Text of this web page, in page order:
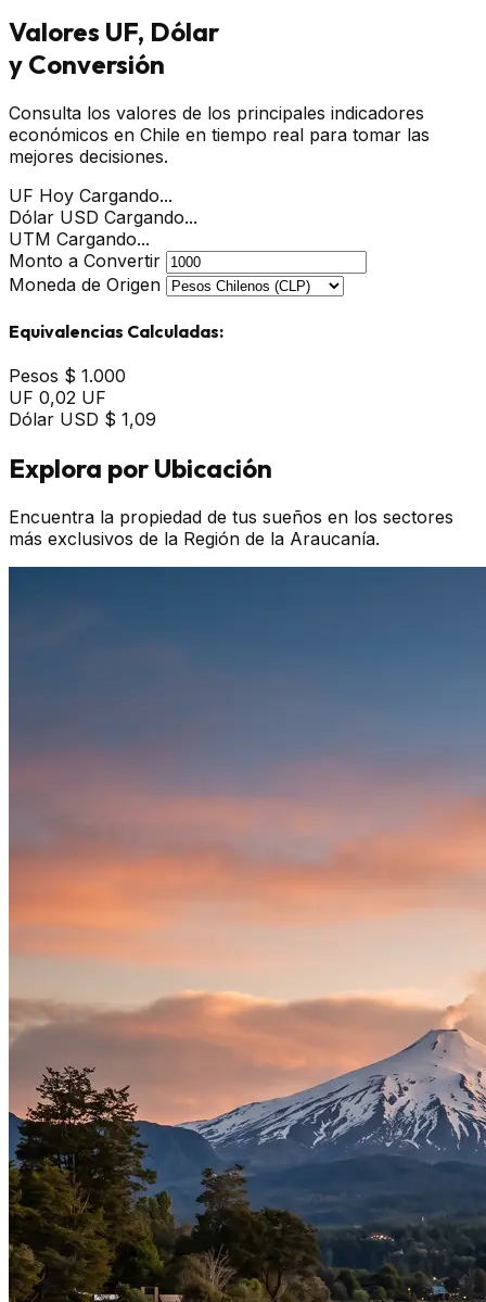
Valores UF, Dólar
y Conversión
Consulta los valores de los principales indicadores
económicos en Chile en tiempo real para tomar las
mejores decisiones.
UF Hoy Cargando...
Dólar USD Cargando...
UTM Cargando...
Monto a Convertir
Moneda de Origen
Equivalencias Calculadas:
Pesos $ 1.000
UF 0,02 UF
Dólar USD $ 1,09
Explora por Ubicación
Encuentra la propiedad de tus sueños en los sectores
más exclusivos de la Región de la Araucanía.